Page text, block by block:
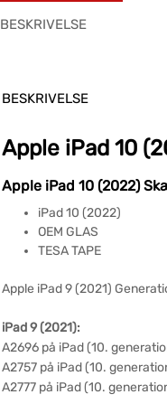
BESKRIVELSE
BESKRIVELSE
Apple iPad 10
Apple iPad 10 (2022)
iPad 10 (2022)
OEM GLAS
TESA TAPE
Apple iPad 9 (2021)
iPad 9 (2021):
A2696 på iPad (10.
A2757 på iPad (10.
A2777 på iPad (10.